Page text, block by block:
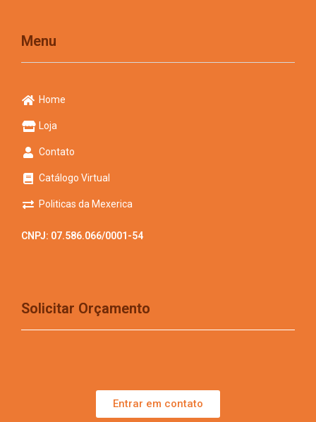
Menu
Home
Loja
Contato
Catálogo Virtual
Politicas da Mexerica
CNPJ: 07.586.066/0001-54
Solicitar Orçamento
Entrar em contato